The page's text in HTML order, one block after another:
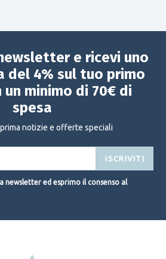
e ricevi uno
del 4% sul tuo primo
un minimo di 70€ di
spesa
notizie e offerte speciali
ISCRIVITI
newsletter ed esprimo il consenso al